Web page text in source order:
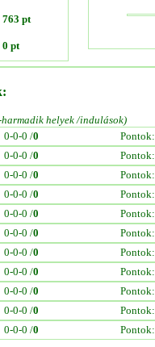
763 pt
0 pt
helyek /indulások)
0-0-0 /0 Pontok:
0-0-0 /0 Pontok:
0-0-0 /0 Pontok:
0-0-0 /0 Pontok:
0-0-0 /0 Pontok:
0-0-0 /0 Pontok:
0-0-0 /0 Pontok:
0-0-0 /0 Pontok:
0-0-0 /0 Pontok:
0-0-0 /0 Pontok:
0-0-0 /0 Pontok: